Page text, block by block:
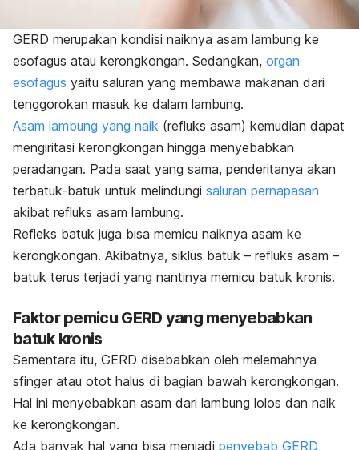
GERD merupakan kondisi naiknya asam lambung ke
esofagus atau kerongkongan. Sedangkan, organ
esofagus yaitu saluran yang membawa makanan dari
tenggorokan masuk ke dalam lambung.
Asam lambung yang naik (refluks asam) kemudian dapat
mengiritasi kerongkongan hingga menyebabkan
peradangan. Pada saat yang sama, penderitanya akan
terbatuk-batuk untuk melindungi saluran pernapasan
akibat refluks asam lambung.
Refleks batuk juga bisa memicu naiknya asam ke
kerongkongan. Akibatnya, siklus batuk – refluks asam –
batuk terus terjadi yang nantinya memicu batuk kronis.
Faktor pemicu GERD yang menyebabkan
batuk kronis
Sementara itu, GERD disebabkan oleh melemahnya
sfinger atau otot halus di bagian bawah kerongkongan.
Hal ini menyebabkan asam dari lambung lolos dan naik
ke kerongkongan.
Ada banyak hal yang bisa menjadi penyebab GERD